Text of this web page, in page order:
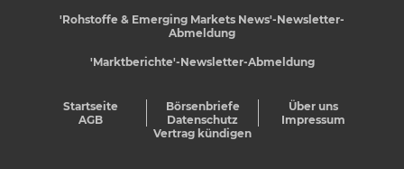
'Rohstoffe & Emerging Markets News'-Newsletter-
Abmeldung
'Marktberichte'-Newsletter-Abmeldung
Startseite Börsenbriefe
Über uns
AGB
Datenschutz
Impressum
Vertrag kündigen